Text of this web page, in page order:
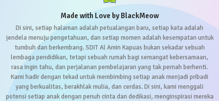
Made with Love by BlackMeow
Di sini, setiap halaman adalah petualangan baru, setiap kata adalah
jendela menuju pengetahuan, dan setiap momen adalah kesempatan untuk
tumbuh dan berkembang. SDIT Al Amin Kapuas bukan sekadar sebuah
lembaga pendidikan, tetapi sebuah rumah bagi semangat kebersamaan,
rasa ingin tahu, dan perjalanan pembelajaran yang tak pernah berhenti.
Kami hadir dengan tekad untuk membimbing setiap anak menjadi pribadi
yang berkualitas, berakhlak mulia, dan cerdas. Di sini, kami menggali
potensi setiap anak dengan penuh cinta dan dedikasi, menginspirasi mereka